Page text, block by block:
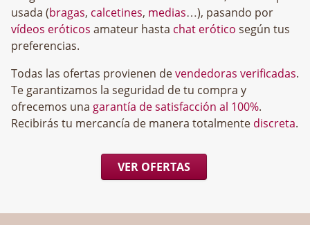
usada (bragas, calcetines, medias…), pasando por
vídeos eróticos amateur hasta chat erótico según tus
preferencias.
Todas las ofertas provienen devendedoras verificadas.
Te garantizamos la seguridad de tu compra y
ofrecemos una garantía de satisfacción al 100%.
Recibirás tu mercancía de manera totalmente discreta.
VER OFERTAS